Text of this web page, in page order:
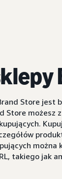
Store jest
Store
można
takiego jak